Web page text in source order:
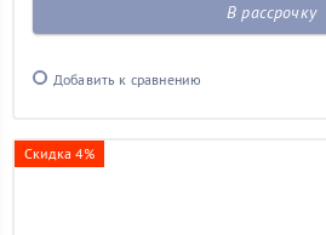
В рассрочку
Добавить к сравнению
Скидка 4%